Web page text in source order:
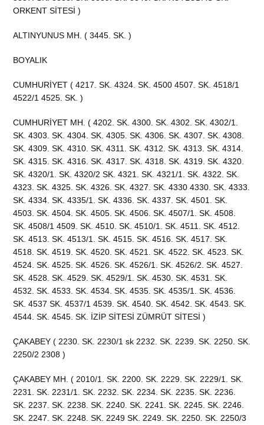
ORKENT SİTESİ )
ALTINYUNUS MH. ( 3445. SK. )
BOYALIK
CUMHURİYET ( 4217. SK. 4324. SK. 4500 4507. SK. 4518/1
4522/1 4525. SK. )
CUMHURİYET MH. ( 4202. SK. 4300. SK. 4302. SK. 4302/1.
SK. 4303. SK. 4304. SK. 4305. SK. 4306. SK. 4307. SK. 4308.
SK. 4309. SK. 4310. SK. 4311. SK. 4312. SK. 4313. SK. 4314.
SK. 4315. SK. 4316. SK. 4317. SK. 4318. SK. 4319. SK. 4320.
SK. 4320/1. SK. 4320/2 SK. 4321. SK. 4321/1. SK. 4322. SK.
4323. SK. 4325. SK. 4326. SK. 4327. SK. 4330 4330. SK. 4333.
SK. 4334. SK. 4335/1. SK. 4336. SK. 4337. SK. 4501. SK.
4503. SK. 4504. SK. 4505. SK. 4506. SK. 4507/1. SK. 4508.
SK. 4508/1 4509. SK. 4510. SK. 4510/1. SK. 4511. SK. 4512.
SK. 4513. SK. 4513/1. SK. 4515. SK. 4516. SK. 4517. SK.
4518. SK. 4519. SK. 4520. SK. 4521. SK. 4522. SK. 4523. SK.
4524. SK. 4525. SK. 4526. SK. 4526/1. SK. 4526/2. SK. 4527.
SK. 4528. SK. 4529. SK. 4529/1. SK. 4530. SK. 4531. SK.
4532. SK. 4533. SK. 4534. SK. 4535. SK. 4535/1. SK. 4536.
SK. 4537 SK. 4537/1 4539. SK. 4540. SK. 4542. SK. 4543. SK.
4544. SK. 4545. SK. İZİP SİTESİ ZÜMRÜT SİTESİ )
ÇAKABEY ( 2230. SK. 2230/1 sk 2232. SK. 2239. SK. 2250. SK.
2250/2 2308 )
ÇAKABEY MH. ( 2010/1. SK. 2200. SK. 2229. SK. 2229/1. SK.
2231. SK. 2231/1. SK. 2232. SK. 2234. SK. 2235. SK. 2236.
SK. 2237. SK. 2238. SK. 2240. SK. 2241. SK. 2245. SK. 2246.
SK. 2247. SK. 2248. SK. 2249 SK. 2249. SK. 2250. SK. 2250/3